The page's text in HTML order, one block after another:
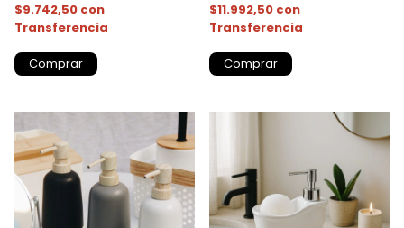
$9.742,50 con
Transferencia
Comprar
$11.992,50 con
Transferencia
Comprar